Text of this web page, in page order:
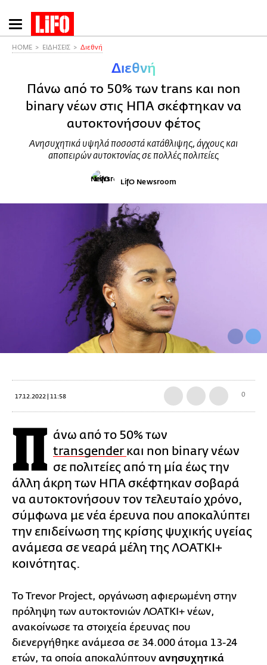
Παράκαμψη
προς
HOME ΕΙΔΗΣΕΙΣ Διεθνή
Διεθνή
Πάνω από το 50% των trans και non
binary νέων στις ΗΠΑ σκέφτηκαν να
αυτοκτονήσουν φέτος
Ανησυχητικά υψηλά ποσοστά κατάθλιψης, άγχους και
αποπειρών αυτοκτονίας σε πολλές πολιτείες
LifO Newsroom
17.12.2022 | 11:58 0
Π άνω από το 50% των
transgenderκαι non binary νέων
σε πολιτείες από τη μία έως την
άλλη άκρη των ΗΠΑ σκέφτηκαν σοβαρά
να αυτοκτονήσουν τον τελευταίο χρόνο,
σύμφωνα με νέα έρευνα που αποκαλύπτει
την επιδείνωση της κρίσης ψυχικής υγείας
ανάμεσα σε νεαρά μέλη της ΛΟΑΤΚΙ+
κοινότητας.
Το Trevor Project, οργάνωση αφιερωμένη στην
πρόληψη των αυτοκτονιών ΛΟΑΤΚΙ+ νέων,
ανακοίνωσε τα στοιχεία έρευνας που
διενεργήθηκε ανάμεσα σε 34.000 άτομα 13-24
ετών, τα οποία αποκαλύπτουν ανησυχητικά